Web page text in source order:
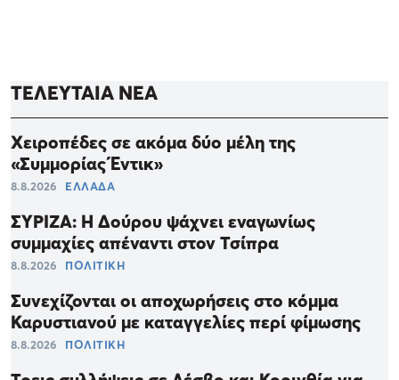
ΤΕΛΕΥΤΑΙΑ ΝΕΑ
Χειροπέδες σε ακόμα δύο μέλη της
«Συμμορίας Έντικ»
8.8.2026 ΕΛΛΑΔΑ
ΣΥΡΙΖΑ: Η Δούρου ψάχνει εναγωνίως
συμμαχίες απέναντι στον Τσίπρα
8.8.2026 ΠΟΛΙΤΙΚΗ
Συνεχίζονται οι αποχωρήσεις στο κόμμα
Καρυστιανού με καταγγελίες περί φίμωσης
8.8.2026 ΠΟΛΙΤΙΚΗ